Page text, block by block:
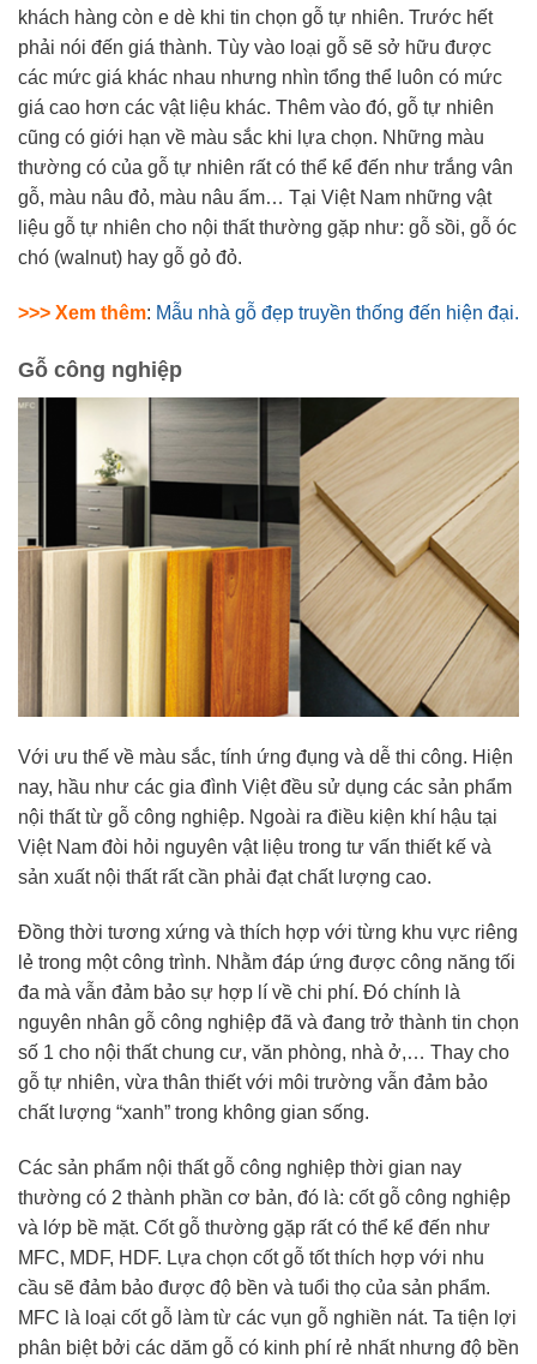
khách hàng còn e dè khi tin chọn gỗ tự nhiên. Trước hết
phải nói đến giá thành. Tùy vào loại gỗ sẽ sở hữu được
các mức giá khác nhau nhưng nhìn tổng thể luôn có mức
giá cao hơn các vật liệu khác. Thêm vào đó, gỗ tự nhiên
cũng có giới hạn về màu sắc khi lựa chọn. Những màu
thường có của gỗ tự nhiên rất có thể kể đến như trắng vân
gỗ, màu nâu đỏ, màu nâu ấm… Tại Việt Nam những vật
liệu gỗ tự nhiên cho nội thất thường gặp như: gỗ sồi, gỗ óc
chó (walnut) hay gỗ gỏ đỏ.
>>> Xem thêm: Mẫu nhà gỗ đẹp truyền thống đến hiện đại.
Gỗ công nghiệp
Với ưu thế về màu sắc, tính ứng đụng và dễ thi công. Hiện
nay, hầu như các gia đình Việt đều sử dụng các sản phẩm
nội thất từ gỗ công nghiệp. Ngoài ra điều kiện khí hậu tại
Việt Nam đòi hỏi nguyên vật liệu trong tư vấn thiết kế và
sản xuất nội thất rất cần phải đạt chất lượng cao.
Đồng thời tương xứng và thích hợp với từng khu vực riêng
lẻ trong một công trình. Nhằm đáp ứng được công năng tối
đa mà vẫn đảm bảo sự hợp lí về chi phí. Đó chính là
nguyên nhân gỗ công nghiệp đã và đang trở thành tin chọn
số 1 cho nội thất chung cư, văn phòng, nhà ở,… Thay cho
gỗ tự nhiên, vừa thân thiết với môi trường vẫn đảm bảo
chất lượng “xanh” trong không gian sống.
Các sản phẩm nội thất gỗ công nghiệp thời gian nay
thường có 2 thành phần cơ bản, đó là: cốt gỗ công nghiệp
và lớp bề mặt. Cốt gỗ thường gặp rất có thể kể đến như
MFC, MDF, HDF. Lựa chọn cốt gỗ tốt thích hợp với nhu
cầu sẽ đảm bảo được độ bền và tuổi thọ của sản phẩm.
MFC là loại cốt gỗ làm từ các vụn gỗ nghiền nát. Ta tiện lợi
phân biệt bởi các dăm gỗ có kinh phí rẻ nhất nhưng độ bền